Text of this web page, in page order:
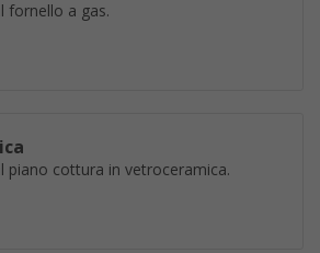
fornello a gas.
piano cottura in vetroceramica.